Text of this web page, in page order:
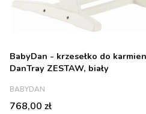
BabyDan - krzesełko do
DanTray ZESTAW, biały
PRODUCENT
BABYDAN
Cena
768,00 zł